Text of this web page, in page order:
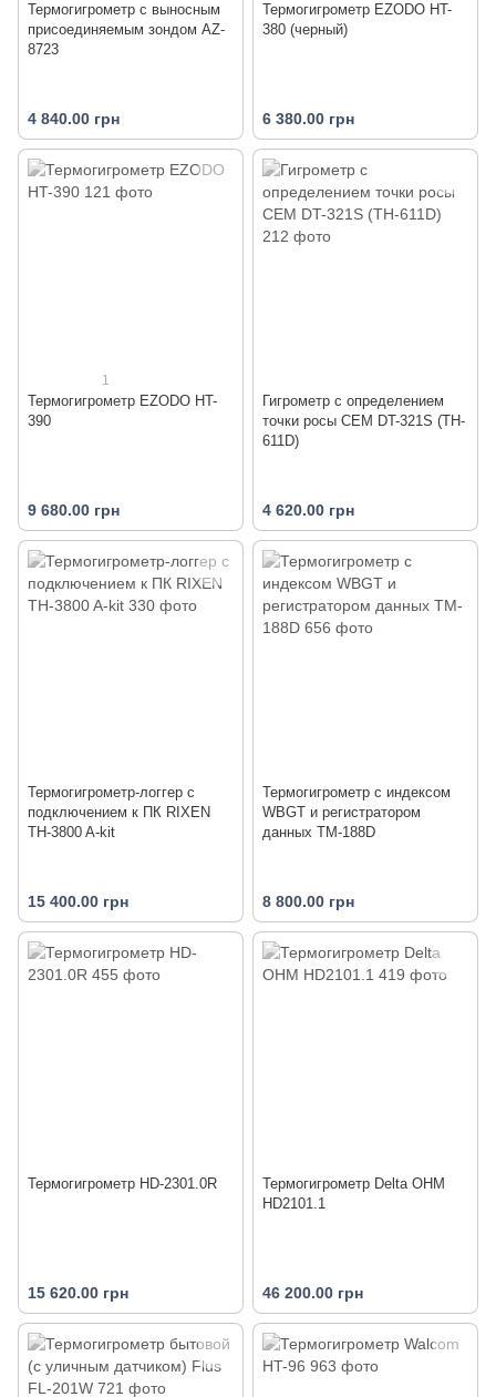
Термогигрометр с выносным
присоединяемым зондом AZ-
8723
4 840.00 грн
Термогигрометр EZODO HT-
380 (черный)
6 380.00 грн
1
Термогигрометр EZODO HT-
390
9 680.00 грн
Гигрометр с определением
точки росы CEM DT-321S (TH-
611D)
4 620.00 грн
Термогигрометр-логгер с
подключением к ПК RIXEN
TH-3800 A-kit
15 400.00 грн
Термогигрометр с индексом
WBGT и регистратором
данных TM-188D
8 800.00 грн
Термогигрометр НD-2301.0R
15 620.00 грн
Термогигрометр Delta OHM
HD2101.1
46 200.00 грн